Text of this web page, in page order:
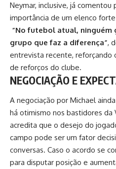
Neymar, inclusive, já
importância de um elenco
“No futebol atual, ninguém
grupo que faz a diferença”,
entrevista recente, reforçando
de reforços do clube.
NEGOCIAÇÃO E
A negociação por Michael
há otimismo nos bastidores da
acredita que o desejo do
campo pode ser um fator
conversas. Caso o acordo se
para disputar posição e